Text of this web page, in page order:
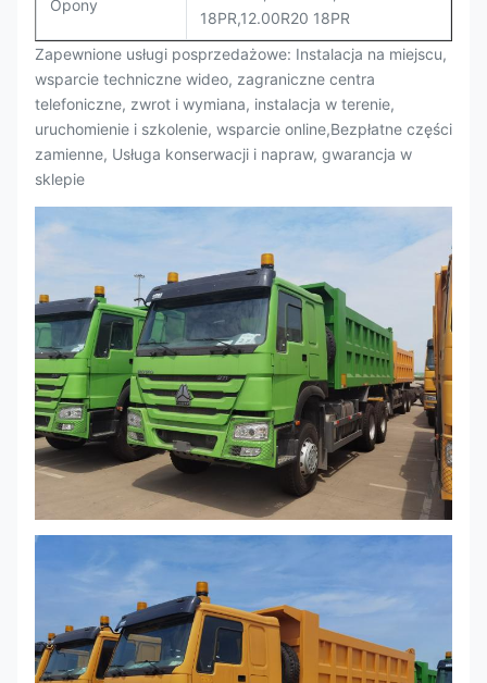
Opony
18PR,12.00R20 18PR
Zapewnione usługi posprzedażowe: Instalacja na miejscu,
wsparcie techniczne wideo, zagraniczne centra
telefoniczne, zwrot i wymiana, instalacja w terenie,
uruchomienie i szkolenie, wsparcie online,Bezpłatne części
zamienne, Usługa konserwacji i napraw, gwarancja w
sklepie